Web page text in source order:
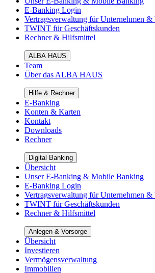
E-Banking Login
Vertragsverwaltung für Unternehmen &
TWINT für Geschäftskunden
Rechner & Hilfsmittel
ALBA HAUS
Team
Über das ALBA HAUS
Hilfe & Rechner
E-Banking
Konten & Karten
Kontakt
Downloads
Rechner
Digital Banking
Übersicht
Unser E-Banking & Mobile Banking
E-Banking Login
Vertragsverwaltung für Unternehmen &
TWINT für Geschäftskunden
Rechner & Hilfsmittel
Anlegen & Vorsorge
Übersicht
Investieren
Vermögensverwaltung
Immobilien